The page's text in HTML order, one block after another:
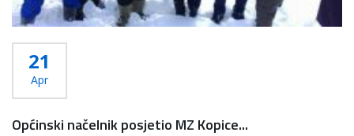
21
Apr
Općinski načelnik posjetio MZ Kopice...